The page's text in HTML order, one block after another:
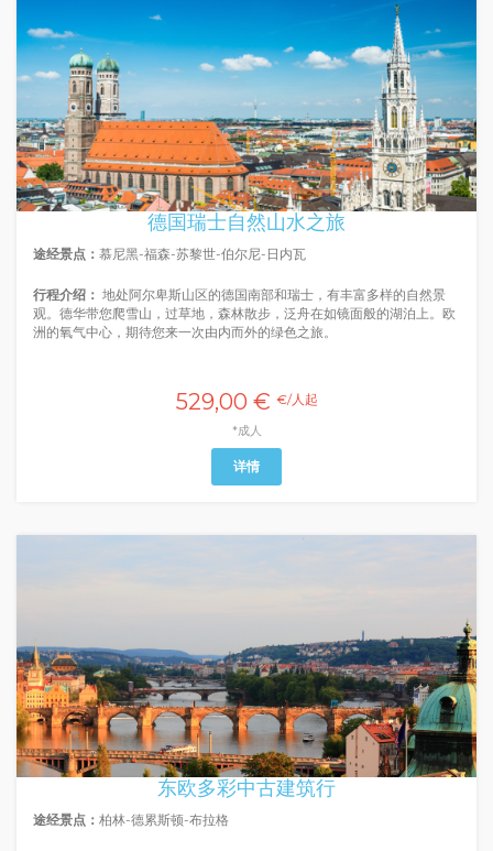
德国瑞士自然山水之旅
途经景点： 慕尼黑-福森-苏黎世-伯尔尼-日内瓦
行程介绍： 地处阿尔卑斯山区的德国南部和瑞士，有丰富多样的自然景
观。德华带您爬雪山，过草地，森林散步，泛舟在如镜面般的湖泊上。欧
洲的氧气中心，期待您来一次由内而外的绿色之旅。
529,00 € €/人起
*成人
详情
东欧多彩中古建筑行
途经景点： 柏林-德累斯顿-布拉格